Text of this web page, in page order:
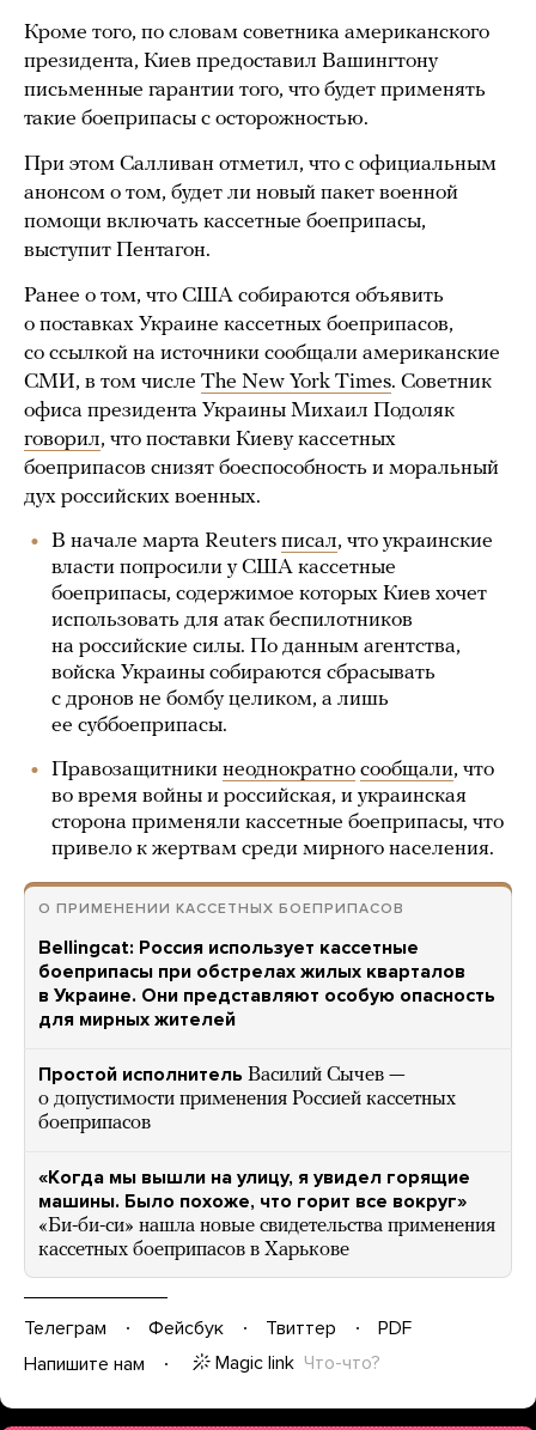
Кроме того, по словам советника американского
президента, Киев предоставил Вашингтону
письменные гарантии того, что будет применять
такие боеприпасы с осторожностью.
При этом Салливан отметил, что с официальным
анонсом о том, будет ли новый пакет военной
помощи включать кассетные боеприпасы,
выступит Пентагон.
Ранее о том, что США собираются объявить
о поставках Украине кассетных боеприпасов,
со ссылкой на источники сообщали американские
СМИ, в том числе The New York Times. Советник
офиса президента Украины Михаил Подоляк
говорил, что поставки Киеву кассетных
боеприпасов снизят боеспособность и моральный
дух российских военных.
В начале марта Reuters писал, что украинские
власти попросили у США кассетные
боеприпасы, содержимое которых Киев хочет
использовать для атак беспилотников
на российские силы. По данным агентства,
войска Украины собираются сбрасывать
с дронов не бомбу целиком, а лишь
ее суббоеприпасы.
Правозащитники неоднократно сообщали, что
во время войны и российская, и украинская
сторона применяли кассетные боеприпасы, что
привело к жертвам среди мирного населения.
О ПРИМЕНЕНИИ КАССЕТНЫХ БОЕПРИПАСОВ
Bellingcat: Россия использует кассетные
боеприпасы при обстрелах жилых кварталов
в Украине. Они представляют особую опасность
для мирных жителей
Простой исполнитель Василий Сычев —
о допустимости применения Россией кассетных
боеприпасов
«Когда мы вышли на улицу, я увидел горящие
машины. Было похоже, что горит все вокруг»
«Би-би-си» нашла новые свидетельства применения
кассетных боеприпасов в Харькове
Телеграм Фейсбук Твиттер
PDF
Напишите нам
Magic link Что-что?